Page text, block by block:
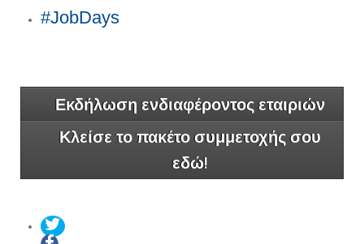
#JobDays
Εκδήλωση ενδιαφέροντος εταιριών
Κλείσε το πακέτο συμμετοχής σου
εδώ!